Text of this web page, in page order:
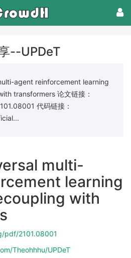
--UPDeT
agent reinforcement learning
transformers 论文链接：
代码链接：
multi-
learning
with
pdf/2101.08001
Theohhhu/UPDeT